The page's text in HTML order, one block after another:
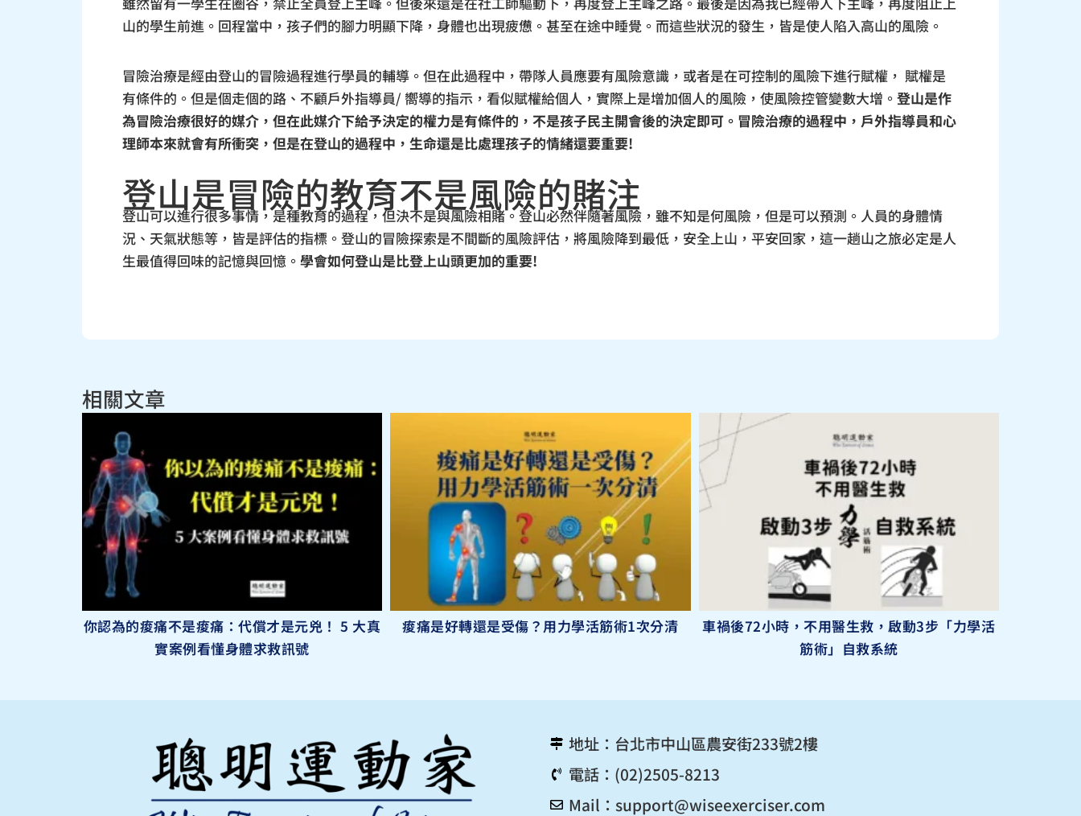
山的學生前進。回程當中，孩子們的腳力明顯下降，身體也出現疲憊。甚至在途中睡覺。而這些狀況的發生，皆是使人陷入高山的風險。
冒險治療是經由登山的冒險過程進行學員的輔導。但在此過程中，帶隊人員應要有風險意識，或者是在可控制的風險下進行賦權， 賦權是
有條件的。但是個走個的路、不顧戶外指導員/ 嚮導的指示，看似賦權給個人，實際上是增加個人的風險，使風險控管變數大增。 登山是作
為冒險治療很好的媒介，但在此媒介下給予決定的權力是有條件的，不是孩子民主開會後的決定即可。冒險治療的過程中，戶外指導員和心
理師本來就會有所衝突，但是在登山的過程中，生命還是比處理孩子的情緒還要重要!
登山是冒險的教育不是風險的賭注
登山可以進行很多事情，是種教育的過程，但決不是與風險相賭。登山必然伴隨著風險，雖不知是何風險，但是可以預測。人員的身體情
況、天氣狀態等，皆是評估的指標。登山的冒險探索是不間斷的風險評估，將風險降到最低，安全上山，平安回家，這一趟山之旅必定是人
生最值得回味的記憶與回憶。 學會如何登山是比登上山頭更加的重要!
相關文章
你認為的痠痛不是痠痛：代償才是元兇！ 5 大真
實案例看懂身體求救訊號
痠痛是好轉還是受傷？用力學活筋術1次分清
車禍後72小時，不用醫生救，啟動3步「力學活
筋術」自救系統
地址：台北市中山區農安街233號2樓
電話：(02)2505-8213
Mail： support@wiseexerciser.com